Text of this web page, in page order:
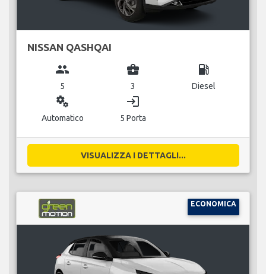
NISSAN QASHQAI
group
5
business_center
3
local_gas_station
Diesel
miscellaneous_services
Automatico
login
5 Porta
VISUALIZZA I DETTAGLI...
ECONOMICA